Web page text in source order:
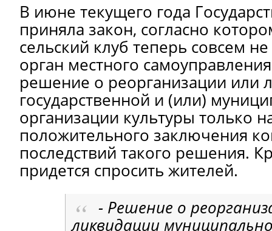
В июне текущего года
приняла закон, согласно
сельский клуб теперь совсем
орган местного
решение о реорганизации или
государственной и (или)
организации культуры только
положительного заключения
последствий такого решения.
придется спросить жителей.
- Решение о
ликвидации